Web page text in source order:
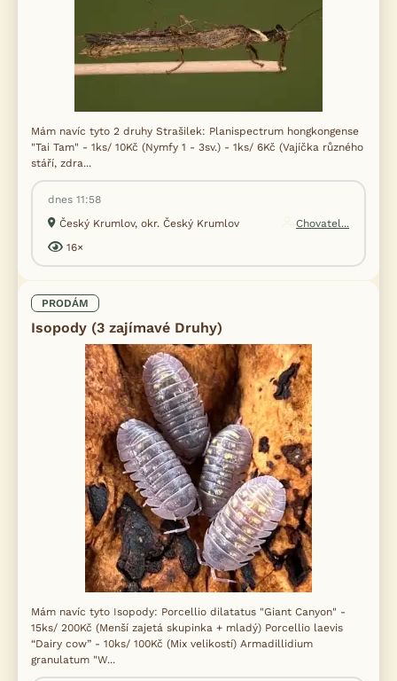
Mám navíc tyto 2 druhy Strašilek: Planispectrum hongkongense
"Tai Tam" - 1ks/ 10Kč (Nymfy 1 - 3sv.) - 1ks/ 6Kč (Vajíčka různého
stáří, zdra...
dnes 11:58
Český Krumlov, okr. Český Krumlov
Chovatel...
16×
PRODÁM
Isopody (3 zajímavé Druhy)
Mám navíc tyto Isopody: Porcellio dilatatus "Giant Canyon" -
15ks/ 200Kč (Menší zajetá skupinka + mladý) Porcellio laevis
“Dairy cow” - 10ks/ 100Kč (Mix velikostí) Armadillidium
granulatum "W...